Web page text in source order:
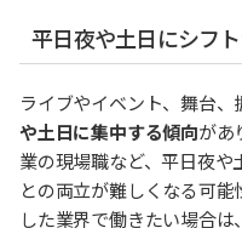
平日夜や土日にシフ
ライブやイベント、舞台
や土日に集中する傾向があ
業の現場職など、平日夜
との両立が難しくなる可
した業界で働きたい場合